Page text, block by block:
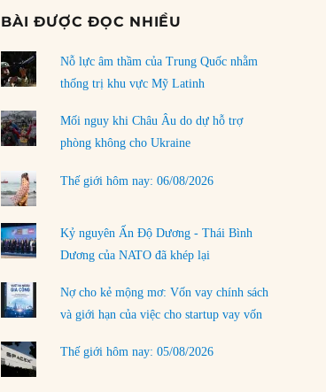
Đặt cược vào thất bại: Các quỹ đầu tư mạo
rủi ro
02/08/2026
Làm thế nào để kết thúc Chiến tranh Iran?
01/08/2026
Chiến lược kế tiếp của Bắc Kinh ở Biển Đông
31/07/2026
Trật tự thế giới mới: Các nước nhỏ sẽ luôn
phải chịu đựng?
LOAD MORE
BÀI ĐƯỢC ĐỌC NHIỀU
Nỗ lực âm thầm của Trung Quốc nhằm
thống trị khu vực Mỹ Latinh
Mối nguy khi Châu Âu do dự hỗ trợ
phòng không cho Ukraine
Thế giới hôm nay: 06/08/2026
Kỷ nguyên Ấn Độ Dương - Thái Bình
Dương của NATO đã khép lại
Nợ cho kẻ mộng mơ: Vốn vay chính sách
và giới hạn của việc cho startup vay vốn
Thế giới hôm nay: 05/08/2026